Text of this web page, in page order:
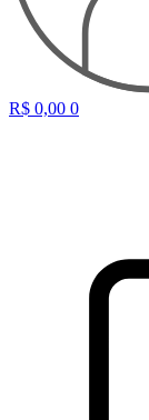
R$ 0,00 0